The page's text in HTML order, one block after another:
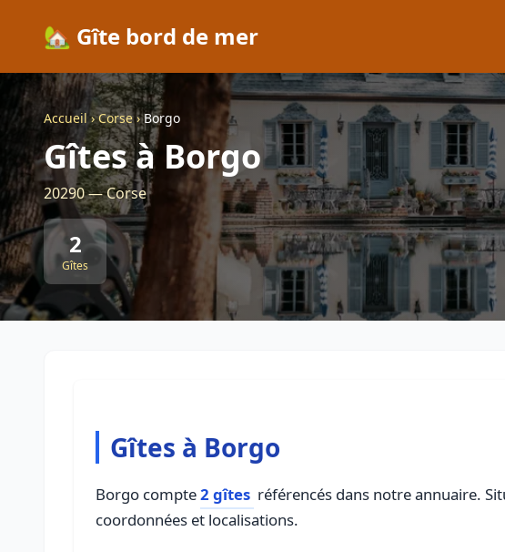
🏡 Gîte bord de mer
Accueil›Corse›Borgo
Gîtes à Borgo
20290 — Corse
2
Gîtes
Gîtes à Borgo
Borgo compte2 gîtes référencés dans notre annuaire.
coordonnées et localisations.